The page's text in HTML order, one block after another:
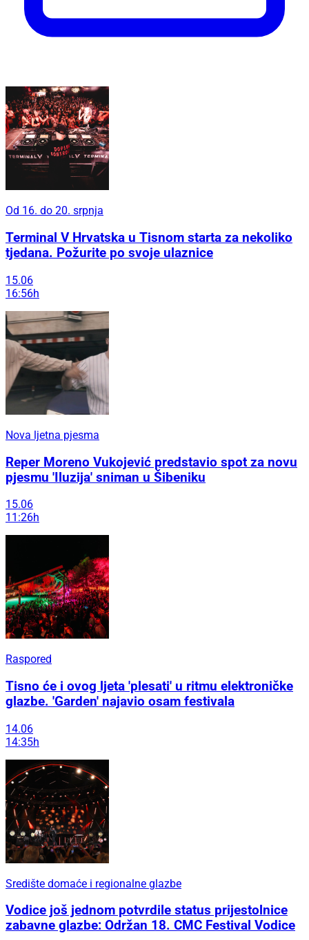
Od 16. do 20. srpnja
Terminal V Hrvatska u Tisnom starta za nekoliko
tjedana. Požurite po svoje ulaznice
15.06
16:56h
Nova ljetna pjesma
Reper Moreno Vukojević predstavio spot za novu
pjesmu 'Iluzija' sniman u Šibeniku
15.06
11:26h
Raspored
Tisno će i ovog ljeta 'plesati' u ritmu elektroničke
glazbe. 'Garden' najavio osam festivala
14.06
14:35h
Središte domaće i regionalne glazbe
Vodice još jednom potvrdile status prijestolnice
zabavne glazbe: Održan 18. CMC Festival Vodice